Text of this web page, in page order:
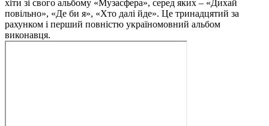
хіти зі свого альбому «Музасфера», серед яких – «Дихай
повільно», «Де би я», «Хто далі йде». Це тринадцятий за
рахунком і перший повністю україномовний альбом
виконавця.